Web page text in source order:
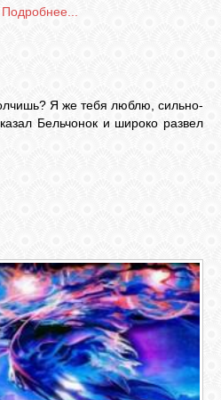
Подробнее...
Я же тебя люблю, сильно-
Бельчонок и широко развел